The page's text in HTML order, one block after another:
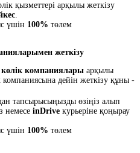
қызметтері арқылы жеткізу
.
үшін 100% төлем
жеткізу
көлік компаниялары арқылы
дейін жеткізу құны -
тапсырысыңызды өзіңіз алып
немесе inDrive курьеріне қоңырау
үшін 100% төлем